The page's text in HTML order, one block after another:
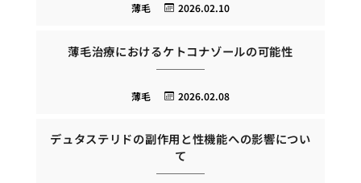
2026.02.10
薄毛
薄毛治療におけるケトコナゾールの可能性
2026.02.08
薄毛
デュタステリドの副作用と性機能への影響につい
て